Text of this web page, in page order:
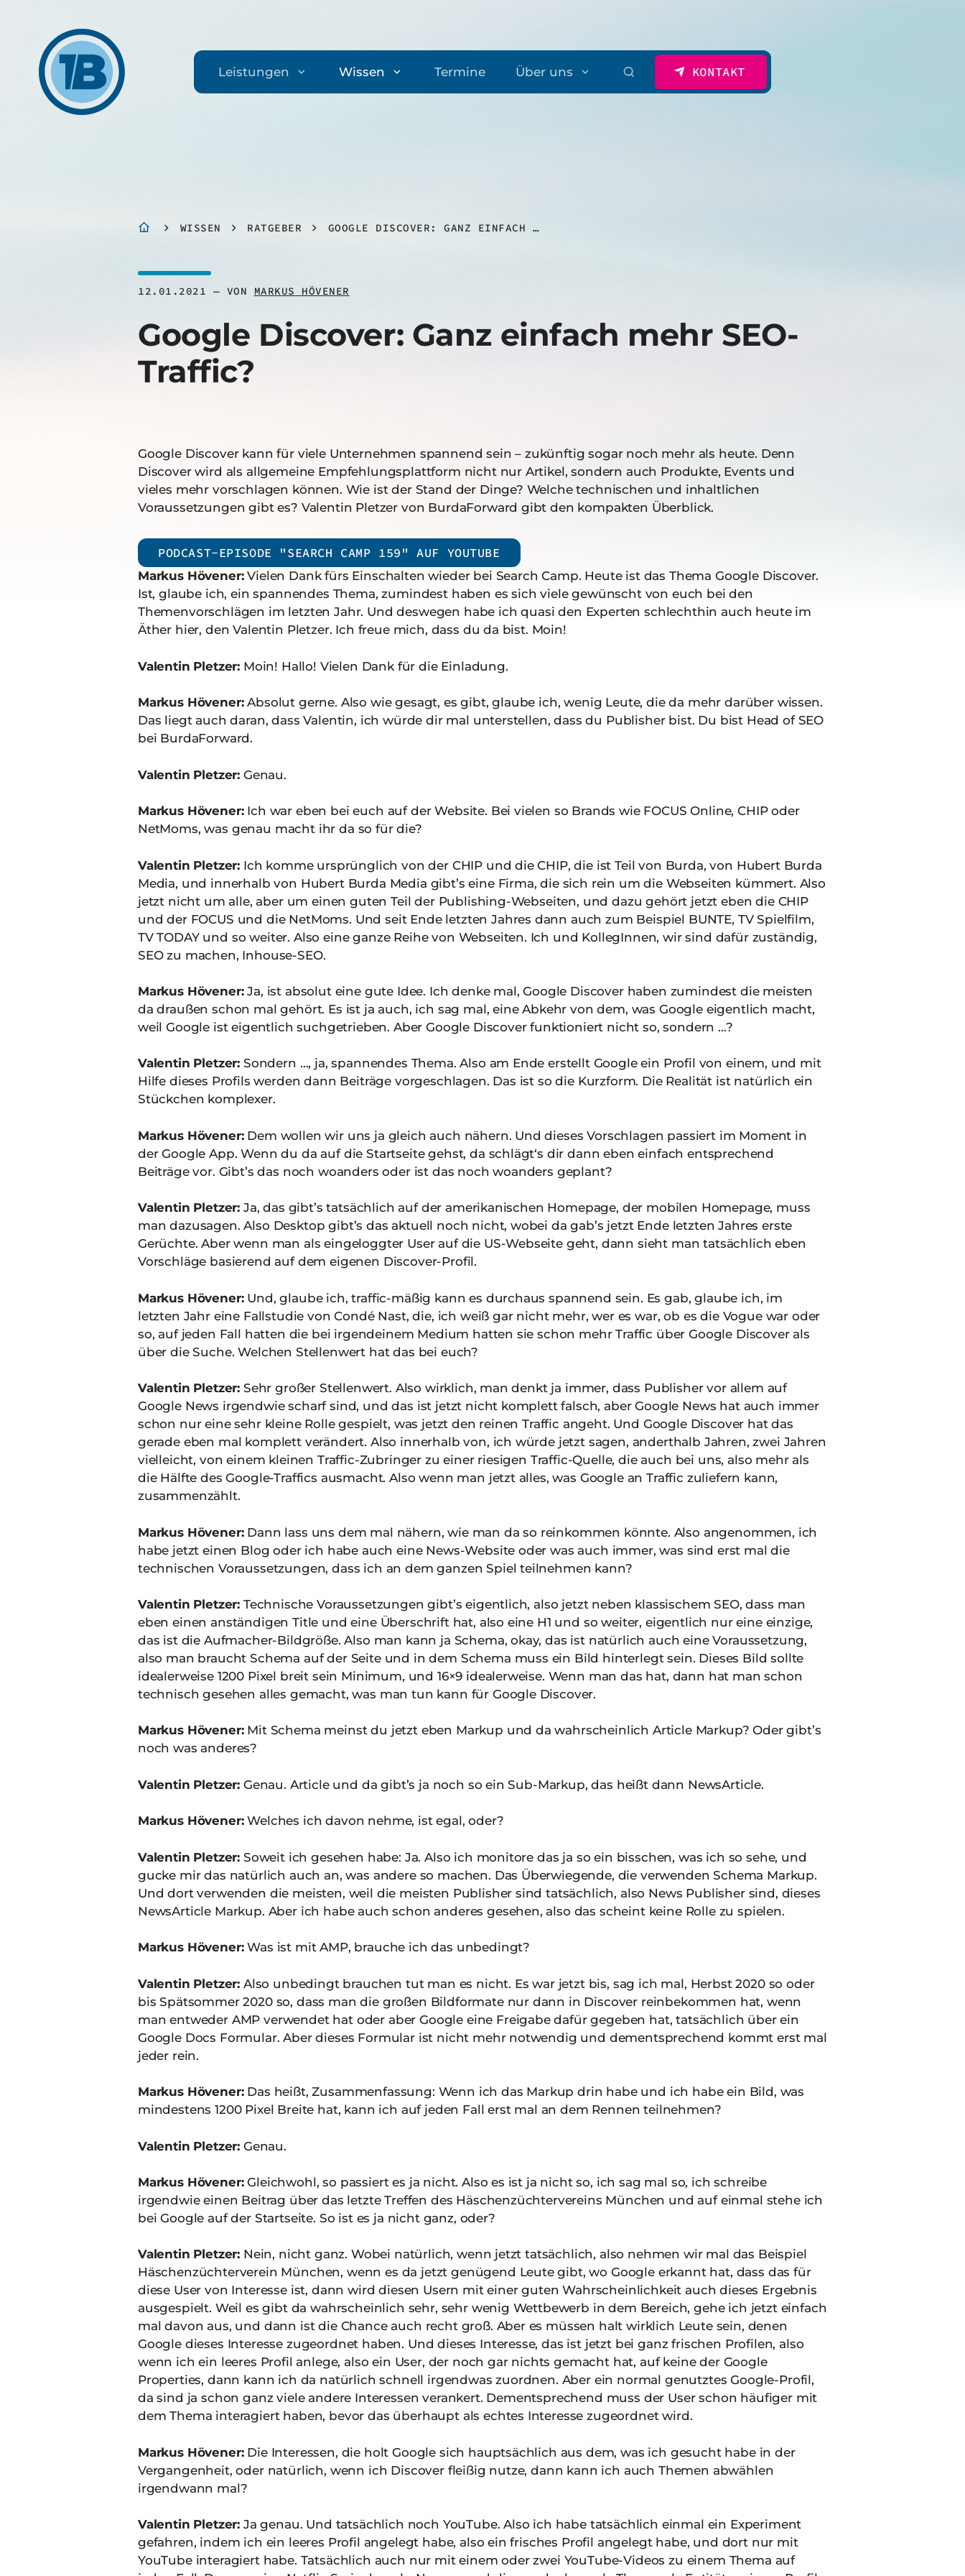
Leistungen Wissen Termine Über uns KONTAKT
WISSEN RATGEBER GOOGLE DISCOVER: GANZ EINFACH MEHR SEO-TRAFFIC?
12.01.2021 VON MARKUS HÖVENER
Google Discover: Ganz einfach mehr SEO-
Traffic?
Google Discover kann für viele Unternehmen spannend sein – zukünftig sogar noch mehr als heute. Denn
Discover wird als allgemeine Empfehlungsplattform nicht nur Artikel, sondern auch Produkte, Events und
vieles mehr vorschlagen können. Wie ist der Stand der Dinge? Welche technischen und inhaltlichen
Voraussetzungen gibt es? Valentin Pletzer von BurdaForward gibt den kompakten Überblick.
PODCAST-EPISODE "SEARCH CAMP 159" AUF YOUTUBE
Markus Hövener:Vielen Dank fürs Einschalten wieder bei Search Camp. Heute ist das Thema Google Discover.
Ist, glaube ich, ein spannendes Thema, zumindest haben es sich viele gewünscht von euch bei den
Themenvorschlägen im letzten Jahr. Und deswegen habe ich quasi den Experten schlechthin auch heute im
Äther hier, den Valentin Pletzer. Ich freue mich, dass du da bist. Moin!
Valentin Pletzer: Moin! Hallo! Vielen Dank für die Einladung.
Markus Hövener:Absolut gerne. Also wie gesagt, es gibt, glaube ich, wenig Leute, die da mehr darüber wissen.
Das liegt auch daran, dass Valentin, ich würde dir mal unterstellen, dass du Publisher bist. Du bist Head of SEO
bei BurdaForward.
Valentin Pletzer: Genau.
Markus Hövener:Ich war eben bei euch auf der Website. Bei vielen so Brands wie FOCUS Online, CHIP oder
NetMoms, was genau macht ihr da so für die?
Valentin Pletzer: Ich komme ursprünglich von der CHIP und die CHIP, die ist Teil von Burda, von Hubert Burda
Media, und innerhalb von Hubert Burda Media gibt’s eine Firma, die sich rein um die Webseiten kümmert. Also
jetzt nicht um alle, aber um einen guten Teil der Publishing-Webseiten, und dazu gehört jetzt eben die CHIP
und der FOCUS und die NetMoms. Und seit Ende letzten Jahres dann auch zum Beispiel BUNTE, TV Spielfilm,
TV TODAY und so weiter. Also eine ganze Reihe von Webseiten. Ich und KollegInnen, wir sind dafür zuständig,
SEO zu machen, Inhouse-SEO.
Markus Hövener:Ja, ist absolut eine gute Idee. Ich denke mal, Google Discover haben zumindest die meisten
da draußen schon mal gehört. Es ist ja auch, ich sag mal, eine Abkehr von dem, was Google eigentlich macht,
weil Google ist eigentlich suchgetrieben. Aber Google Discover funktioniert nicht so, sondern …?
Valentin Pletzer: Sondern …, ja, spannendes Thema. Also am Ende erstellt Google ein Profil von einem, und mit
Hilfe dieses Profils werden dann Beiträge vorgeschlagen. Das ist so die Kurzform. Die Realität ist natürlich ein
Stückchen komplexer.
Markus Hövener:Dem wollen wir uns ja gleich auch nähern. Und dieses Vorschlagen passiert im Moment in
der Google App. Wenn du da auf die Startseite gehst, da schlägt‘s dir dann eben einfach entsprechend
Beiträge vor. Gibt’s das noch woanders oder ist das noch woanders geplant?
Valentin Pletzer: Ja, das gibt’s tatsächlich auf der amerikanischen Homepage, der mobilen Homepage, muss
man dazusagen. Also Desktop gibt’s das aktuell noch nicht, wobei da gab’s jetzt Ende letzten Jahres erste
Gerüchte. Aber wenn man als eingeloggter User auf die US-Webseite geht, dann sieht man tatsächlich eben
Vorschläge basierend auf dem eigenen Discover-Profil.
Markus Hövener:Und, glaube ich, traffic-mäßig kann es durchaus spannend sein. Es gab, glaube ich, im
letzten Jahr eine Fallstudie von Condé Nast, die, ich weiß gar nicht mehr, wer es war, ob es die Vogue war oder
so, auf jeden Fall hatten die bei irgendeinem Medium hatten sie schon mehr Traffic über Google Discover als
über die Suche. Welchen Stellenwert hat das bei euch?
Valentin Pletzer: Sehr großer Stellenwert. Also wirklich, man denkt ja immer, dass Publisher vor allem auf
Google News irgendwie scharf sind, und das ist jetzt nicht komplett falsch, aber Google News hat auch immer
schon nur eine sehr kleine Rolle gespielt, was jetzt den reinen Traffic angeht. Und Google Discover hat das
gerade eben mal komplett verändert. Also innerhalb von, ich würde jetzt sagen, anderthalb Jahren, zwei Jahren
vielleicht, von einem kleinen Traffic-Zubringer zu einer riesigen Traffic-Quelle, die auch bei uns, also mehr als
die Hälfte des Google-Traffics ausmacht. Also wenn man jetzt alles, was Google an Traffic zuliefern kann,
zusammenzählt.
Markus Hövener:Dann lass uns dem mal nähern, wie man da so reinkommen könnte. Also angenommen, ich
habe jetzt einen Blog oder ich habe auch eine News-Website oder was auch immer, was sind erst mal die
technischen Voraussetzungen, dass ich an dem ganzen Spiel teilnehmen kann?
Valentin Pletzer: Technische Voraussetzungen gibt’s eigentlich, also jetzt neben klassischem SEO, dass man
eben einen anständigen Title und eine Überschrift hat, also eine H1 und so weiter, eigentlich nur eine einzige,
das ist die Aufmacher-Bildgröße. Also man kann ja Schema, okay, das ist natürlich auch eine Voraussetzung,
also man braucht Schema auf der Seite und in dem Schema muss ein Bild hinterlegt sein. Dieses Bild sollte
idealerweise 1200 Pixel breit sein Minimum, und 16×9 idealerweise. Wenn man das hat, dann hat man schon
technisch gesehen alles gemacht, was man tun kann für Google Discover.
Markus Hövener:Mit Schema meinst du jetzt eben Markup und da wahrscheinlich Article Markup? Oder gibt’s
noch was anderes?
Valentin Pletzer: Genau. Article und da gibt’s ja noch so ein Sub-Markup, das heißt dann NewsArticle.
Markus Hövener:Welches ich davon nehme, ist egal, oder?
Valentin Pletzer: Soweit ich gesehen habe: Ja. Also ich monitore das ja so ein bisschen, was ich so sehe, und
gucke mir das natürlich auch an, was andere so machen. Das Überwiegende, die verwenden Schema Markup.
Und dort verwenden die meisten, weil die meisten Publisher sind tatsächlich, also News Publisher sind, dieses
NewsArticle Markup. Aber ich habe auch schon anderes gesehen, also das scheint keine Rolle zu spielen.
Markus Hövener:Was ist mit AMP, brauche ich das unbedingt?
Valentin Pletzer: Also unbedingt brauchen tut man es nicht. Es war jetzt bis, sag ich mal, Herbst 2020 so oder
bis Spätsommer 2020 so, dass man die großen Bildformate nur dann in Discover reinbekommen hat, wenn
man entweder AMP verwendet hat oder aber Google eine Freigabe dafür gegeben hat, tatsächlich über ein
Google Docs Formular. Aber dieses Formular ist nicht mehr notwendig und dementsprechend kommt erst mal
jeder rein.
Markus Hövener:Das heißt, Zusammenfassung: Wenn ich das Markup drin habe und ich habe ein Bild, was
mindestens 1200 Pixel Breite hat, kann ich auf jeden Fall erst mal an dem Rennen teilnehmen?
Valentin Pletzer: Genau.
Markus Hövener:Gleichwohl, so passiert es ja nicht. Also es ist ja nicht so, ich sag mal so, ich schreibe
irgendwie einen Beitrag über das letzte Treffen des Häschenzüchtervereins München und auf einmal stehe ich
bei Google auf der Startseite. So ist es ja nicht ganz, oder?
Valentin Pletzer: Nein, nicht ganz. Wobei natürlich, wenn jetzt tatsächlich, also nehmen wir mal das Beispiel
Häschenzüchterverein München, wenn es da jetzt genügend Leute gibt, wo Google erkannt hat, dass das für
diese User von Interesse ist, dann wird diesen Usern mit einer guten Wahrscheinlichkeit auch dieses Ergebnis
ausgespielt. Weil es gibt da wahrscheinlich sehr, sehr wenig Wettbewerb in dem Bereich, gehe ich jetzt einfach
mal davon aus, und dann ist die Chance auch recht groß. Aber es müssen halt wirklich Leute sein, denen
Google dieses Interesse zugeordnet haben. Und dieses Interesse, das ist jetzt bei ganz frischen Profilen, also
wenn ich ein leeres Profil anlege, also ein User, der noch gar nichts gemacht hat, auf keine der Google
Properties, dann kann ich da natürlich schnell irgendwas zuordnen. Aber ein normal genutztes Google-Profil,
da sind ja schon ganz viele andere Interessen verankert. Dementsprechend muss der User schon häufiger mit
dem Thema interagiert haben, bevor das überhaupt als echtes Interesse zugeordnet wird.
Markus Hövener:Die Interessen, die holt Google sich hauptsächlich aus dem, was ich gesucht habe in der
Vergangenheit, oder natürlich, wenn ich Discover fleißig nutze, dann kann ich auch Themen abwählen
irgendwann mal?
Valentin Pletzer: Ja genau. Und tatsächlich noch YouTube. Also ich habe tatsächlich einmal ein Experiment
gefahren, indem ich ein leeres Profil angelegt habe, also ein frisches Profil angelegt habe, und dort nur mit
YouTube interagiert habe. Tatsächlich auch nur mit einem oder zwei YouTube-Videos zu einem Thema auf